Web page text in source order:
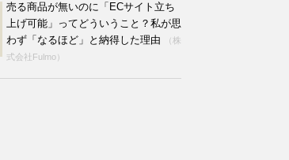
売る商品が無いのに「ECサイト立ち
上げ可能」ってどういうこと？私が思
わず「なるほど」と納得した理由
（株
式会社Fulmo）